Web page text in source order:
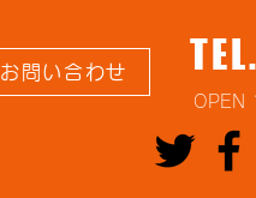
お問い合わせ
OPEN